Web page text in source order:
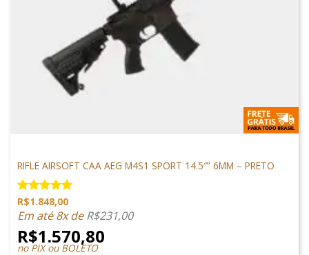
RIFLE AIRSOFT CAA AEG M4S1 SPORT 14.5″” 6MM – PRETO
Avaliação
5.00 de 5
R$1.848,00
Em até 8x deR$231,00
R$1.570,80
no PIX ou BOLETO